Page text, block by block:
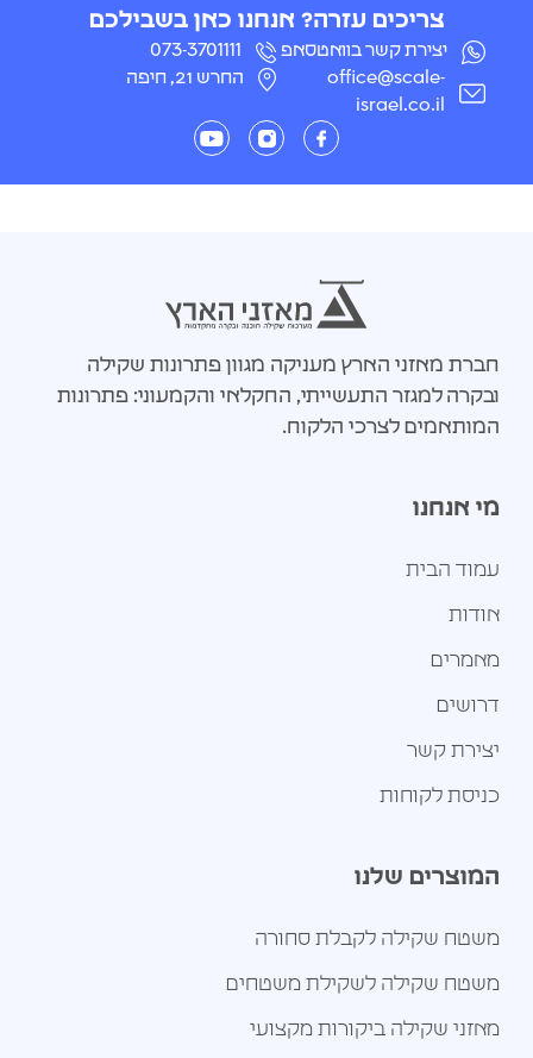
צריכים עזרה? אנחנו כאן בשבילכם
יצירת קשר בוואטסאפ
073-3701111
office@scale-
israel.co.il
החרש 21, חיפה
חברת מאזני הארץ מעניקה מגוון פתרונות שקילה
ובקרה למגזר התעשייתי, החקלאי והקמעוני: פתרונות
המותאמים לצרכי הלקוח.
מי אנחנו
עמוד הבית
אודות
מאמרים
דרושים
יצירת קשר
כניסת לקוחות
המוצרים שלנו
משטח שקילה לקבלת סחורה
משטח שקילה לשקילת משטחים
מאזני שקילה ביקורות מקצועי